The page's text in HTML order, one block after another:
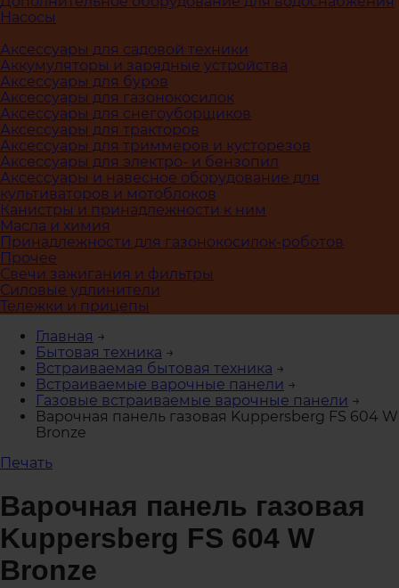
Насосы
Аксессуары для садовой техники
Аккумуляторы и зарядные устройства
Аксессуары для буров
Аксессуары для газонокосилок
Аксессуары для снегоуборщиков
Аксессуары для тракторов
Аксессуары для триммеров и кусторезов
Аксессуары для электро- и бензопил
Аксессуары и навесное оборудование для
культиваторов и мотоблоков
Канистры и принадлежности к ним
Масла и химия
Принадлежности для газонокосилок-роботов
Прочее
Свечи зажигания и фильтры
Силовые удлинители
Тележки и прицепы
Главная →
Бытовая техника →
Встраиваемая бытовая техника →
Встраиваемые варочные панели →
Газовые встраиваемые варочные панели →
Варочная панель газовая Kuppersberg FS 604 W
Bronze
Печать
Варочная панель газовая
Kuppersberg FS 604 W
Bronze